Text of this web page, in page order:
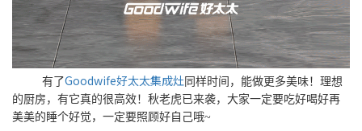
有了Goodwife好太太集成灶 同样时间，能做更多美味！理想
的厨房，有它真的很高效！秋老虎已来袭，大家一定要吃好喝好再
美美的睡个好觉，一定要照顾好自己哦~